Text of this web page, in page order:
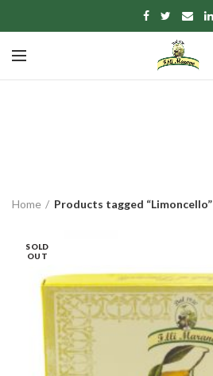
Home Products tagged “Limoncello”
SOLD
OUT